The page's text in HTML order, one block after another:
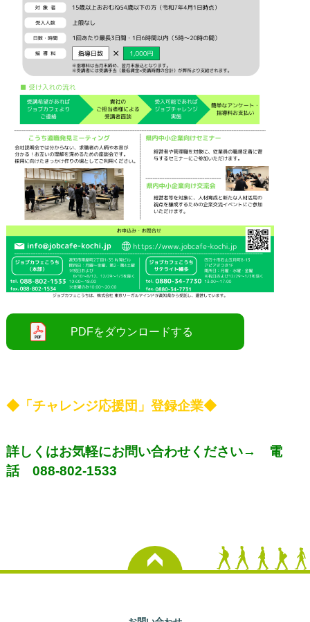
◆「チャレンジ応援団」登録企業◆
詳しくはお気軽にお問い合わせください→ 電
話 088-802-1533